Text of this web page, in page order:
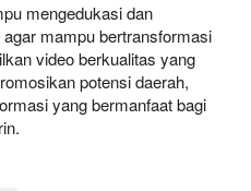
mengedukasi dan
mampu bertransformasi
video berkualitas yang
potensi daerah,
yang bermanfaat bagi